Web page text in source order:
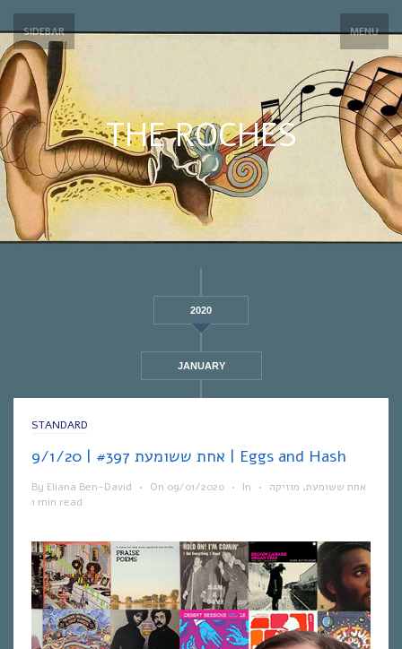
SIDEBAR MENU
THE ROCHES
2020
JANUARY
STANDARD
אחת ששומעת #397 | 9/1/20 | Eggs and Hash
By Eliana Ben-David • On 09/01/2020 • In אחת ששומעת, מוזיקה
•
1 min read